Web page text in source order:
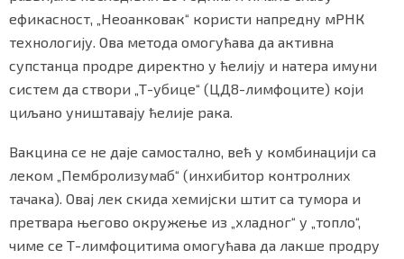
ефикасност, „Неоанковак“ користи напредну мРНК
технологију. Ова метода омогућава да активна
супстанца продре директно у ћелију и натера имуни
систем да створи „Т-убице“ (ЦД8-лимфоците) који
циљано уништавају ћелије рака.
Вакцина се не даје самостално, већ у комбинацији са
леком „Пембролизумаб“ (инхибитор контролних
тачака). Овај лек скида хемијски штит са тумора и
претвара његово окружење из „хладног“ у „топло“,
чиме се Т-лимфоцитима омогућава да лакше продру